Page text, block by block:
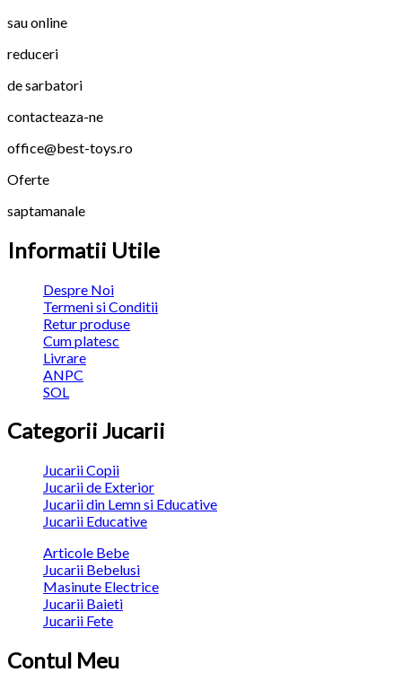
sau online
reduceri
de sarbatori
contacteaza-ne
office@best-toys.ro
Oferte
saptamanale
Informatii Utile
Despre Noi
Termeni si Conditii
Retur produse
Cum platesc
Livrare
ANPC
SOL
Categorii Jucarii
Jucarii Copii
Jucarii de Exterior
Jucarii din Lemn si Educative
Jucarii Educative
Articole Bebe
Jucarii Bebelusi
Masinute Electrice
Jucarii Baieti
Jucarii Fete
Contul Meu